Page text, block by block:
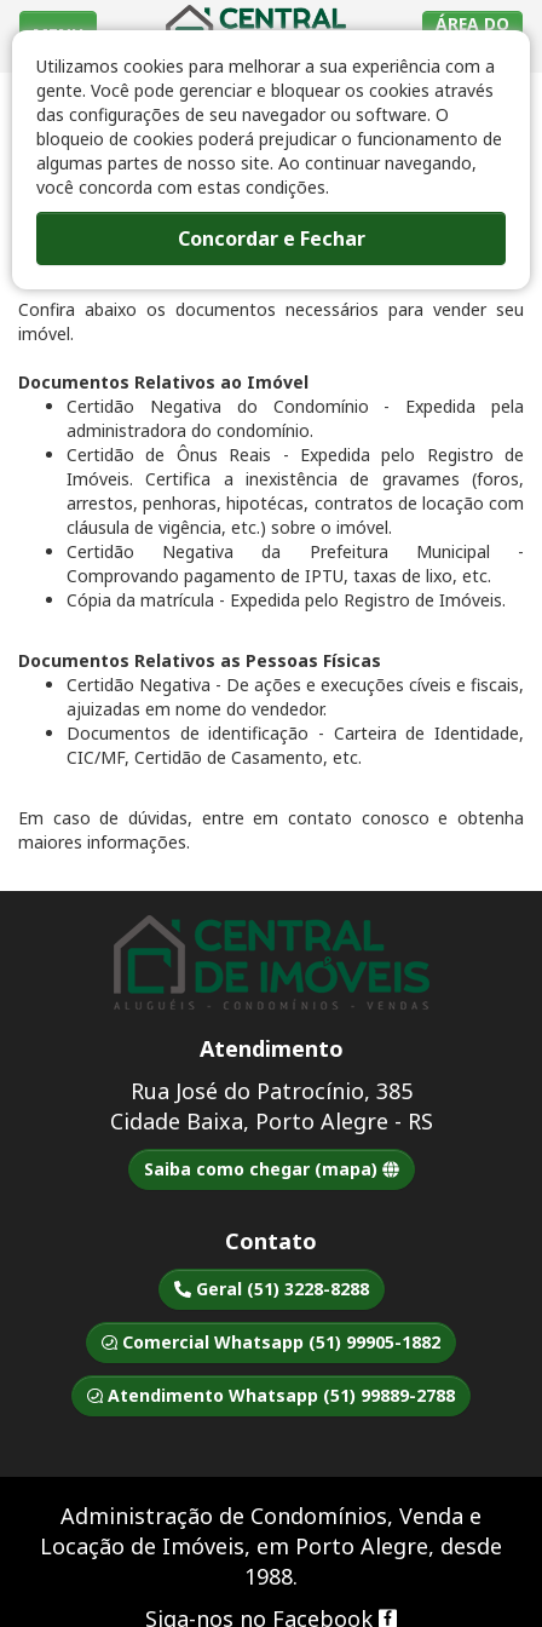
MENU
ÁREA DO
Documentação Necessária para
Venda
Contato Imprimir
Confira abaixo os documentos necessários para vender seu
imóvel.
Documentos Relativos ao Imóvel
Certidão Negativa do Condomínio - Expedida pela
administradora do condomínio.
Certidão de Ônus Reais - Expedida pelo Registro de
Imóveis. Certifica a inexistência de gravames (foros,
arrestos, penhoras, hipotécas, contratos de locação com
cláusula de vigência, etc.) sobre o imóvel.
Certidão Negativa da Prefeitura Municipal -
Comprovando pagamento de IPTU, taxas de lixo, etc.
Cópia da matrícula - Expedida pelo Registro de Imóveis.
Documentos Relativos as Pessoas Físicas
Certidão Negativa - De ações e execuções cíveis e fiscais,
ajuizadas em nome do vendedor.
Documentos de identificação - Carteira de Identidade,
CIC/MF, Certidão de Casamento, etc.
Em caso de dúvidas, entre em contato conosco e obtenha
maiores informações.
Atendimento
Rua José do Patrocínio, 385
Cidade Baixa, Porto Alegre - RS
Saiba como chegar (mapa)
Contato
Geral (51) 3228-8288
Comercial Whatsapp (51) 99905-1882
Atendimento Whatsapp (51) 99889-2788
Administração de Condomínios, Venda e
Locação de Imóveis, em Porto Alegre, desde
1988.
Siga-nos no Facebook
Utilizamos cookies para melhorar a sua experiência com a
gente. Você pode gerenciar e bloquear os cookies através
das configurações de seu navegador ou software. O
bloqueio de cookies poderá prejudicar o funcionamento de
algumas partes de nosso site. Ao continuar navegando,
você concorda com estas condições.
Concordar e Fechar